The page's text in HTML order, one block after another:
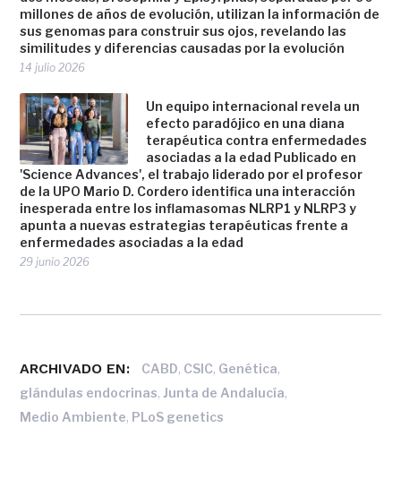
millones de años de evolución, utilizan la información de
sus genomas para construir sus ojos, revelando las
similitudes y diferencias causadas por la evolución
14 julio 2026
Un equipo internacional revela un
efecto paradójico en una diana
terapéutica contra enfermedades
asociadas a la edad Publicado en
'Science Advances', el trabajo liderado por el profesor
de la UPO Mario D. Cordero identifica una interacción
inesperada entre los inflamasomas NLRP1 y NLRP3 y
apunta a nuevas estrategias terapéuticas frente a
enfermedades asociadas a la edad
29 junio 2026
ARCHIVADO EN: CABD, CSIC, Genética,
glándulas endocrinas,Junta de Andalucía,
Medio Ambiente, PLoS genetics